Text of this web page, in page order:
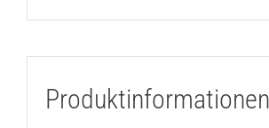
Produktinformationen